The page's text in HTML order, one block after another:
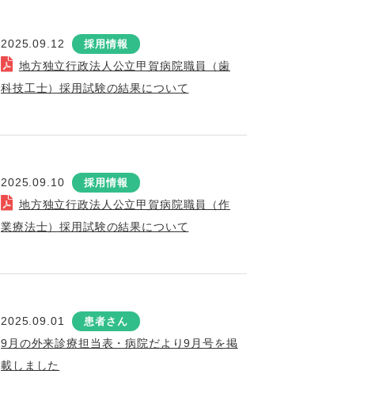
2025.09.12 採用情報
地方独立行政法人公立甲賀病院職員（歯
科技工士）採用試験の結果について
2025.09.10 採用情報
地方独立行政法人公立甲賀病院職員（作
業療法士）採用試験の結果について
2025.09.01 患者さん
9月の外来診療担当表・病院だより9月号を掲
載しました